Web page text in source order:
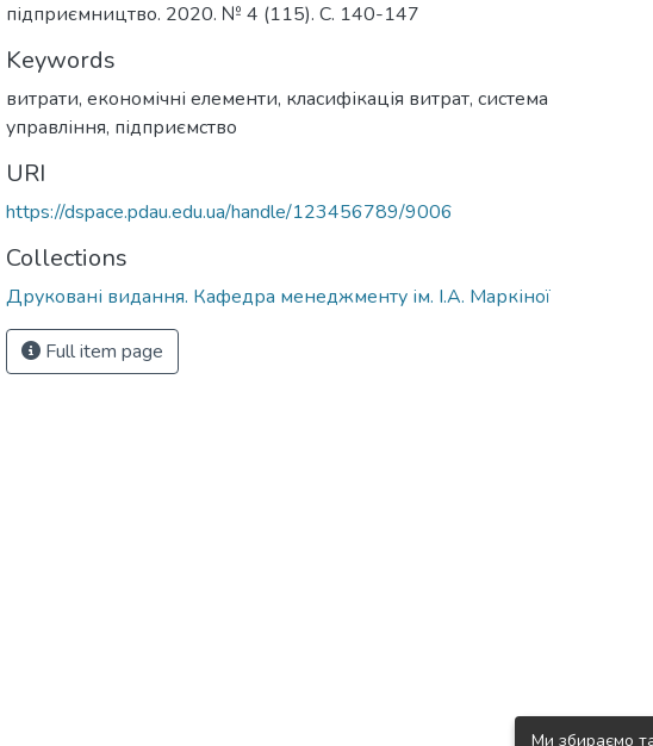
підприємництво. 2020. № 4 (115). С. 140-147
Keywords
витрати, економічні елементи, класифікація витрат, система
управління, підприємство
URI
https://dspace.pdau.edu.ua/handle/123456789/9006
Collections
Друковані видання. Кафедра менеджменту ім. І.А. Маркіної
Full item page
Ми збираємо